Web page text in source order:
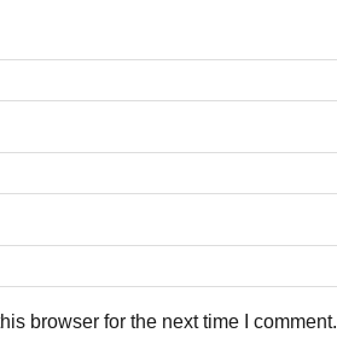
browser for the next time I comment.